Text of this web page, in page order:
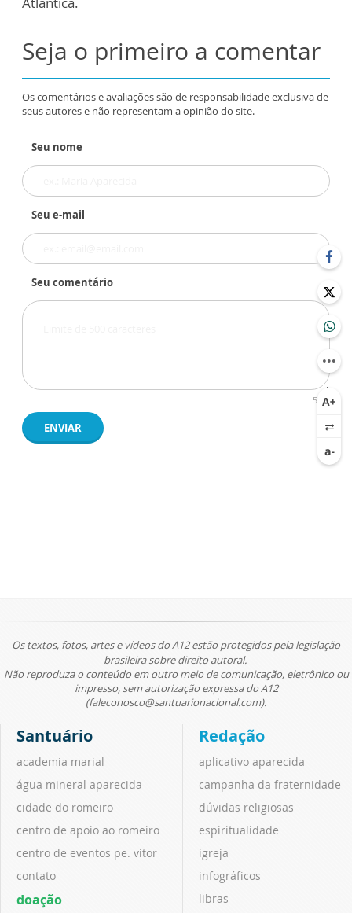
Seja o primeiro a comentar
Os comentários e avaliações são de responsabilidade exclusiva de
seus autores e não representam a opinião do site.
Seu nome
Seu e-mail
Seu comentário
500
ENVIAR
Os textos, fotos, artes e vídeos do A12 estão protegidos pela legislação
brasileira sobre direito autoral.
Não reproduza o conteúdo em outro meio de comunicação, eletrônico ou
impresso, sem autorização expressa do A12
(faleconosco@santuarionacional.com).
Santuário
academia marial
água mineral aparecida
cidade do romeiro
centro de apoio ao romeiro
centro de eventos pe. vitor
contato
doação
Redação
aplicativo aparecida
campanha da fraternidade
dúvidas religiosas
espiritualidade
igreja
infográficos
libras